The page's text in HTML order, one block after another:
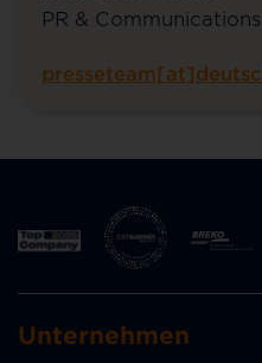
PR &
Unternehmen